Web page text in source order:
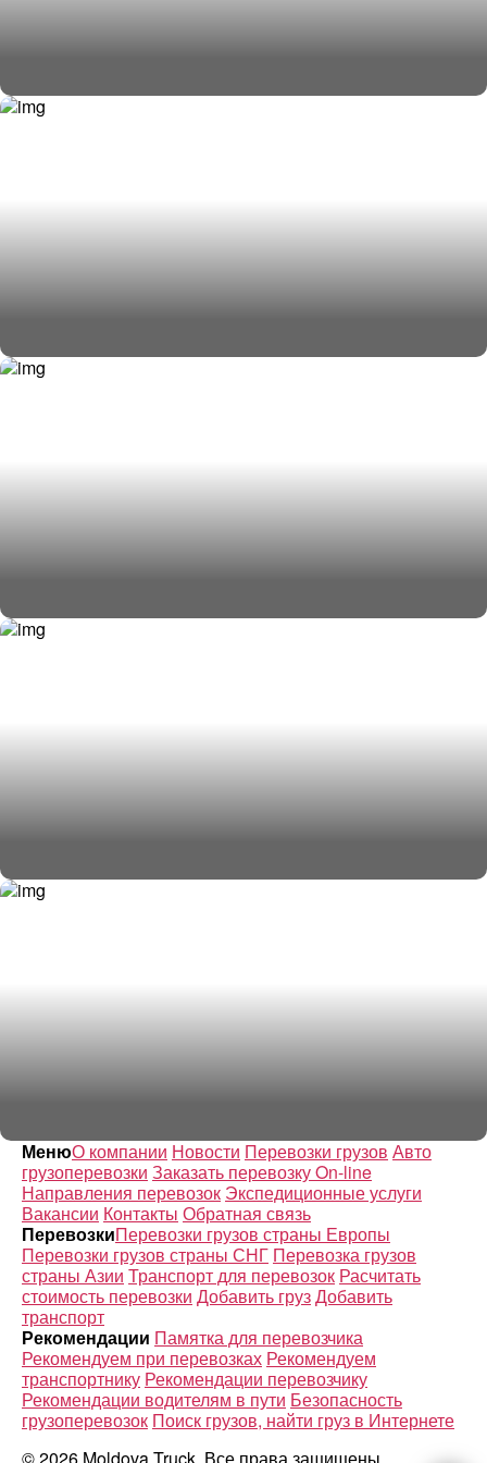
МенюО компании Новости Перевозки грузов Авто
грузоперевозки Заказать перевозку On-line
Направления перевозок Экспедиционные услуги
Вакансии Контакты Обратная связь
ПеревозкиПеревозки грузов страны Европы
Перевозки грузов страны СНГ Перевозка грузов
страны Азии Транспорт для перевозок Расчитать
стоимость перевозки Добавить грузДобавить
транспорт
Рекомендации Памятка для перевозчика
Рекомендуем при перевозках Рекомендуем
транспортнику Рекомендации перевозчику
Рекомендации водителям в пути Безопасность
грузоперевозок Поиск грузов, найти груз в Интернете